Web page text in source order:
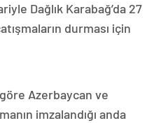
Dağlık Karabağ’da 27
durması için
Azerbaycan ve
imzalandığı anda